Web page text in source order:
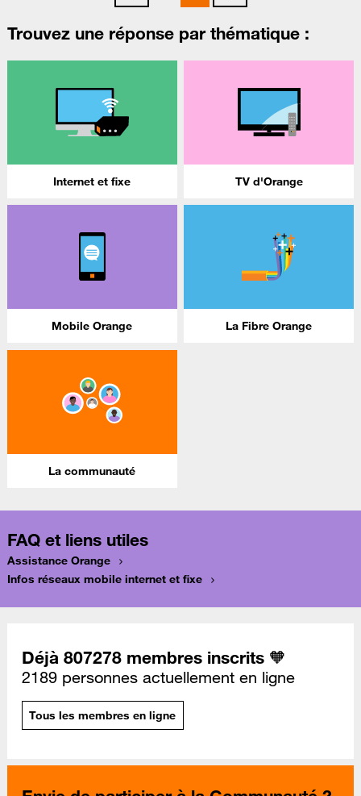
Trouvez une réponse par thématique :
Internet et fixe TV d'Orange
Mobile Orange La Fibre Orange
La communauté
FAQ et liens utiles
Assistance Orange
Infos réseaux mobile internet et fixe
Déjà 807278 membres inscrits 🧡
2189 personnes actuellement en ligne
Tous les membres en ligne